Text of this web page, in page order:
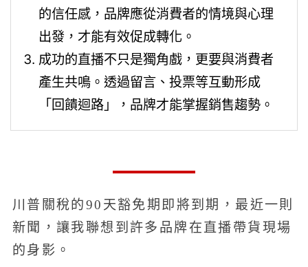
的信任感，品牌應從消費者的情境與心理
出發，才能有效促成轉化。
成功的直播不只是獨角戲，更要與消費者
產生共鳴。透過留言、投票等互動形成
「回饋迴路」，品牌才能掌握銷售趨勢。
川普關稅的90天豁免期即將到期，最近一則
新聞，讓我聯想到許多品牌在直播帶貨現場
的身影。